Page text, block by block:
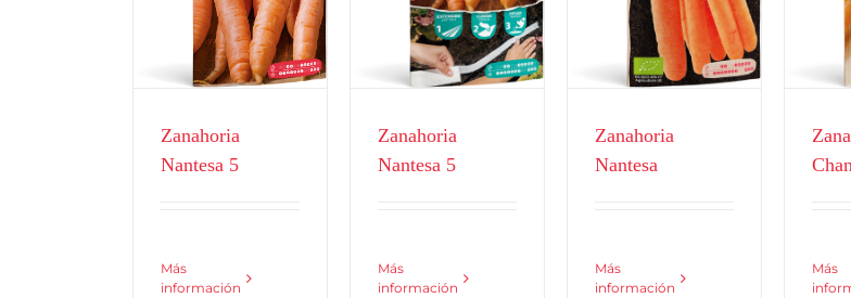
Hortícolas
Zanahoria
Nantesa 5
Más
información
Cintas y discos
Zanahoria
Nantesa 5
Más
información
Zanahoria
Nantesa
Más
información
Más